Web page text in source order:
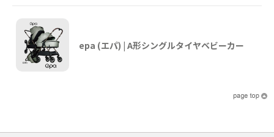
epa (エパ) | A形シングルタイヤベビーカー